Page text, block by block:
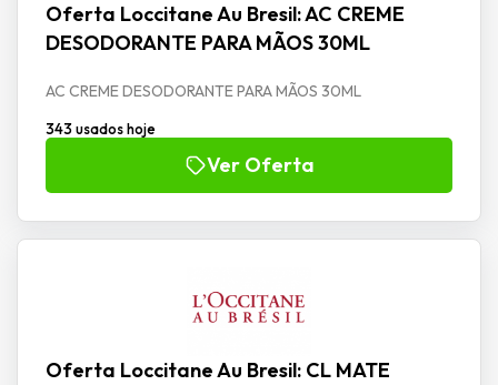
Oferta Loccitane Au Bresil: AC CREME
DESODORANTE PARA MÃOS 30ML
AC CREME DESODORANTE PARA MÃOS 30ML
343 usados hoje
Ver Oferta
Oferta Loccitane Au Bresil: CL MATE